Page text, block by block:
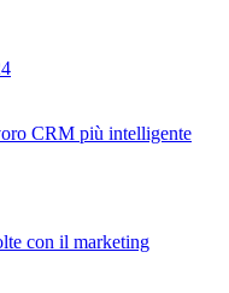
CRM più intelligente